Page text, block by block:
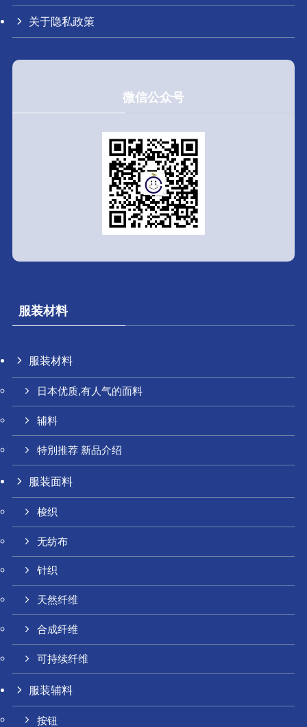
关于隐私政策
微信公众号
服装材料
服装材料
日本优质,有人气的面料
辅料
特別推荐 新品介绍
服装面料
梭织
无纺布
针织
天然纤维
合成纤维
可持续纤维
服装辅料
按钮